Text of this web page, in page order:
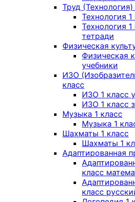
Труд (Технология)
Технология
Технология
тетради
Физическая
Физическая
учебники
ИЗО
класс
ИЗО 1 класс
ИЗО 1 класс
Музыка 1 класс
Музыка 1
Шахматы 1 класс
Шахматы 1
Адаптированная
класс
класс